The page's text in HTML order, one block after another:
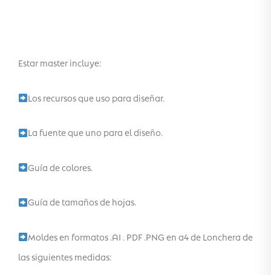
Estar master incluye:
Los recursos que uso para diseñar.
La fuente que uno para el diseño.
Guía de colores.
Guía de tamaños de hojas.
Moldes en formatos .AI . PDF .PNG en a4 de Lonchera de
las siguientes medidas: